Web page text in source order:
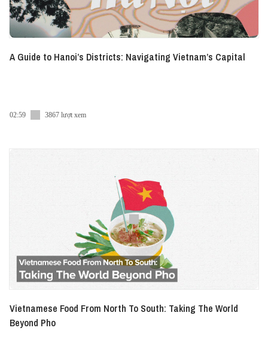
A Guide to Hanoi’s Districts: Navigating Vietnam’s Capital
02:59 3867 lượt xem
Vietnamese Food From North To South: Taking The World
Beyond Pho